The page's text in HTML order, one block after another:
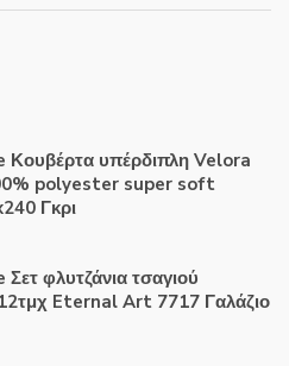
Κουβέρτα υπέρδιπλη Velora
polyester super soft
Γκρι
φλυτζάνια τσαγιού
Eternal Art 7717 Γαλάζιο